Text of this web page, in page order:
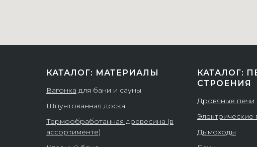
КАТАЛОГ: МАТЕРИАЛЫ
Вагонка для бани и сауны
Шпунтованная доска
Термообработанная древесина (в
ассортименте)
КАТАЛОГ:
СТРОЕНИЯ
Дровяные печи
Электрические
Дымоходы